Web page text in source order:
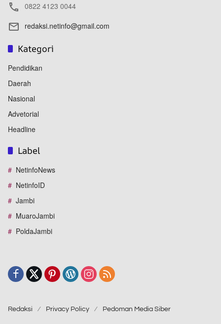
0822 4123 0044
redaksi.netinfo@gmail.com
Kategori
Pendidikan
Daerah
Nasional
Advetorial
Headline
Label
NetinfoNews
NetinfoID
Jambi
MuaroJambi
PoldaJambi
Redaksi Privacy Policy Pedoman Media Siber